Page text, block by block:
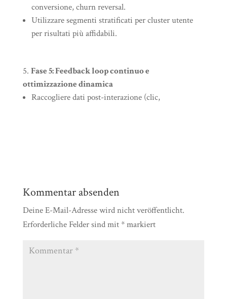
conversione, churn reversal.
Utilizzare segmenti stratificati per cluster utente
per risultati più affidabili.
Fase 5: Feedback loop continuo e
ottimizzazione dinamica
Raccogliere dati post-interazione (clic,
Kommentar absenden
Deine E-Mail-Adresse wird nicht veröffentlicht.
Erforderliche Felder sind mit*markiert